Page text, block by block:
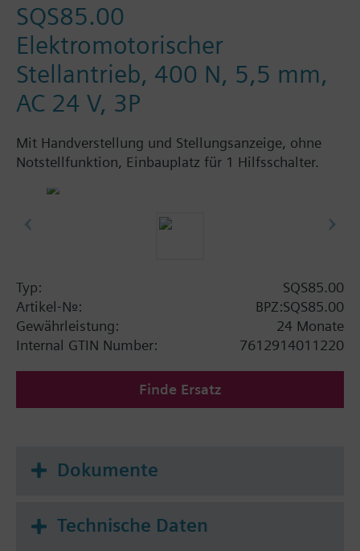
SQS85.00
Elektromotorischer
Stellantrieb, 400 N, 5,5 mm,
AC 24 V, 3P
Mit Handverstellung und Stellungsanzeige, ohne
Notstellfunktion, Einbauplatz für 1 Hilfsschalter.
Typ:
SQS85.00
Artikel-Nr.:
BPZ:SQS85.00
Gewährleistung:
24 Monate
Internal GTIN Number:
7612914011220
Finde Ersatz
Dokumente
Technische Daten